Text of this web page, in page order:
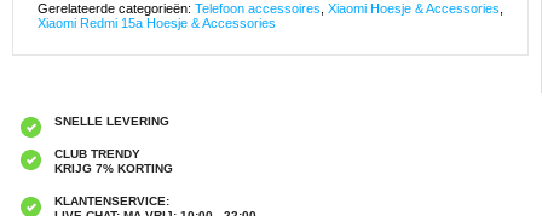
Gerelateerde categorieën: Telefoon accessoires Xiaomi Hoesje & Accessories
Xiaomi Redmi 15a Hoesje & Accessories
SNELLE LEVERING
CLUB TRENDY
KRIJG 7% KORTING
KLANTENSERVICE: